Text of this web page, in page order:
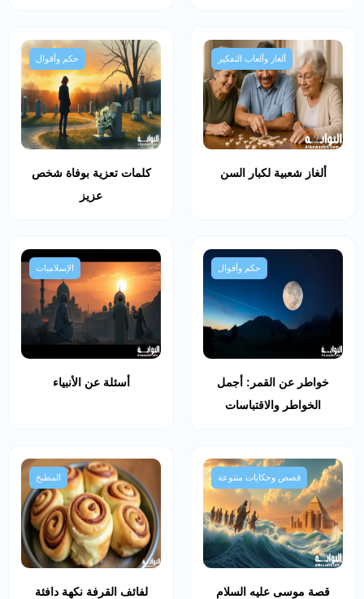
ألغاز وألعاب التفكير
ألغاز شعبية لكبار السن
حكم وأقوال
كلمات تعزية بوفاة شخص
عزيز
حكم وأقوال
خواطر عن القمر: أجمل
الخواطر والاقتباسات
الإسلاميات
أسئلة عن الأنبياء
قصص وحكايات متنوعة
قصة موسى عليه السلام
المطبخ
لفائف القرفة نكهة دافئة